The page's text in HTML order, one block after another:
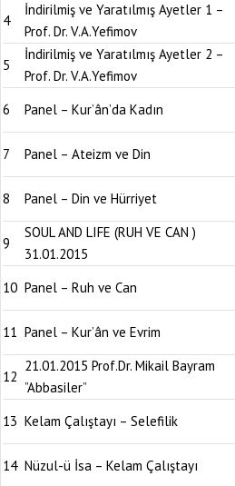
4
İndirilmiş ve Yaratılmış Ayetler 1 –
Prof. Dr. V.A.Yefimov
5
İndirilmiş ve Yaratılmış Ayetler 2 –
Prof. Dr. V.A.Yefimov
6
Panel – Kur’ân’da Kadın
7
Panel – Ateizm ve Din
8
Panel – Din ve Hürriyet
9
SOUL AND LIFE (RUH VE CAN )
31.01.2015
10 Panel – Ruh ve Can
11 Panel – Kur’ân ve Evrim
12
21.01.2015 Prof.Dr. Mikail Bayram
”Abbasiler”
13 Kelam Çalıştayı – Selefilik
14 Nüzul-ü İsa – Kelam Çalıştayı